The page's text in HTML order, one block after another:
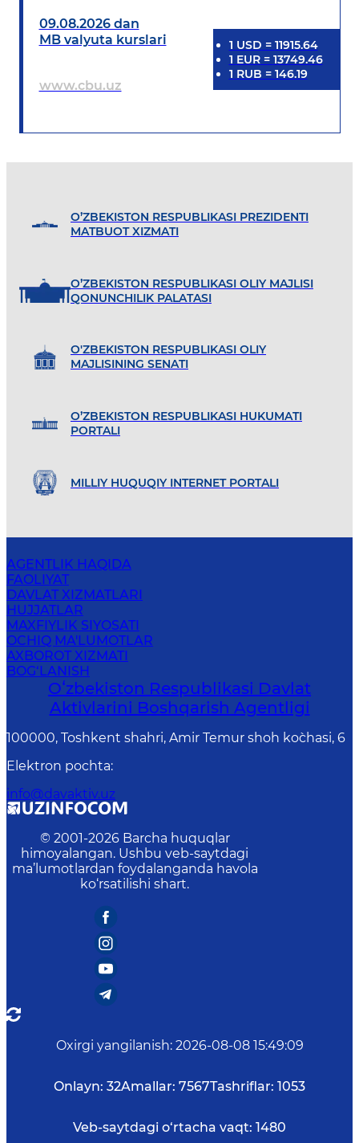
09.08.2026 dan
MB valyuta kurslari
www.cbu.uz
1 USD = 11915.64
1 EUR= 13749.46
1 RUB = 146.19
O’ZBEKISTON RESPUBLIKASI PREZIDENTI
MATBUOT XIZMATI
O’ZBEKISTON RESPUBLIKASI OLIY MAJLISI
QONUNCHILIK PALATASI
O'ZBEKISTON RESPUBLIKASI OLIY
MAJLISINING SENATI
O’ZBEKISTON RESPUBLIKASI HUKUMATI
PORTALI
MILLIY HUQUQIY INTERNET PORTALI
AGENTLIK HAQIDA
FAOLIYAT
DAVLAT XIZMATLARI
HUJJATLAR
MAXFIYLIK SIYOSATI
OCHIQ MA'LUMOTLAR
AXBOROT XIZMATI
BOG‘LANISH
Oʻzbekiston Respublikasi Davlat
Aktivlarini Boshqarish Agentligi
100000, Toshkent shahri, Amir Temur shoh ko`chasi, 6
Elektron pochta:
info@davaktiv.uz
© 2001-2026 Barcha huquqlar
himoyalangan. Ushbu veb-saytdagi
ma’lumotlardan foydalanganda havola
ko‘rsatilishi shart.
Oxirgi yangilanish: 2026-08-08 15:49:09
Onlayn: 32Amallar: 7567Tashriflar: 1053
Veb-saytdagi o‘rtacha vaqt: 1480